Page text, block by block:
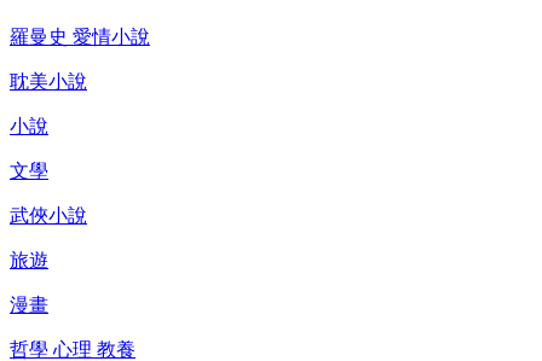
羅曼史 愛情小說
耽美小說
小說
文學
武俠小說
旅遊
漫畫
哲學 心理 教養